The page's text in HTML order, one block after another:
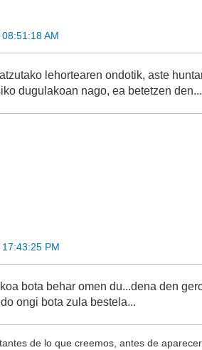
AM
lehortearen ondotik, aste
dugulakoan nago, ea betetzen den...
PM
bota behar omen du...dena den
ongi bota zula bestela...
de lo que creemos, antes de